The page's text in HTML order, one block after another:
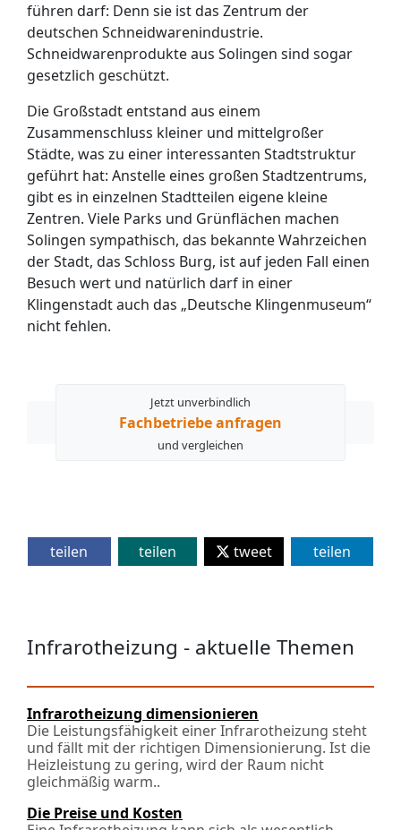
führen darf: Denn sie ist das Zentrum der
deutschen Schneidwarenindustrie.
Schneidwarenprodukte aus Solingen sind sogar
gesetzlich geschützt.
Die Großstadt entstand aus einem
Zusammenschluss kleiner und mittelgroßer
Städte, was zu einer interessanten Stadtstruktur
geführt hat: Anstelle eines großen Stadtzentrums,
gibt es in einzelnen Stadtteilen eigene kleine
Zentren. Viele Parks und Grünflächen machen
Solingen sympathisch, das bekannte Wahrzeichen
der Stadt, das Schloss Burg, ist auf jeden Fall einen
Besuch wert und natürlich darf in einer
Klingenstadt auch das „Deutsche Klingenmuseum“
nicht fehlen.
Jetzt unverbindlich
Fachbetriebe anfragen
und vergleichen
teilen teilen tweet teilen
Infrarotheizung - aktuelle Themen
Infrarotheizung dimensionieren
Die Leistungsfähigkeit einer Infrarotheizung steht
und fällt mit der richtigen Dimensionierung. Ist die
Heizleistung zu gering, wird der Raum nicht
gleichmäßig warm..
Die Preise und Kosten